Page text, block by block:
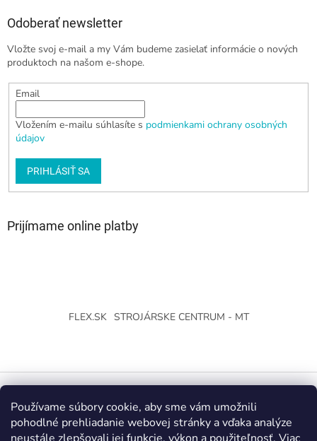
Používame súbory cookie, aby sme vám umožnili
pohodlné prehliadanie webovej stránky a vďaka analýze
Odoberať newsletter
Vložte svoj e-mail a my Vám budeme zasielať informácie o nových
produktoch na našom e-shope.
Email
Vložením e-mailu súhlasíte s podmienkami ochrany osobných
údajov
PRIHLÁSIŤ SA
Prijímame online platby
FLEX.SK STROJÁRSKE CENTRUM - MT
Vytvoril Shoptet